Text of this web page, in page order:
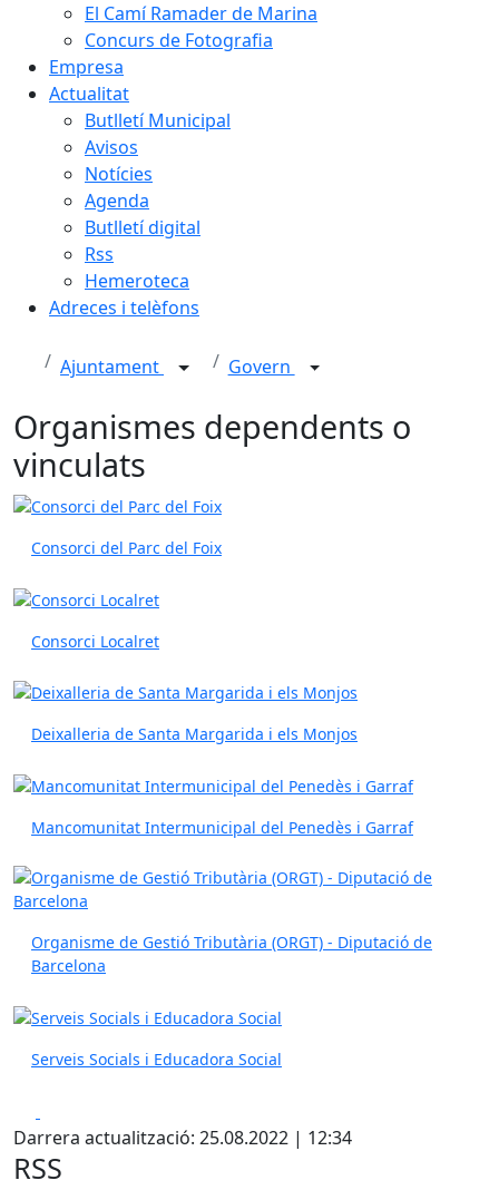
El Camí Ramader de Marina
Concurs de Fotografia
Empresa
Actualitat
Butlletí Municipal
Avisos
Notícies
Agenda
Butlletí digital
Rss
Hemeroteca
Adreces i telèfons
Ajuntament Govern
Organismes dependents o
vinculats
Consorci del Parc del Foix
Consorci Localret
Deixalleria de Santa Margarida i els Monjos
Mancomunitat Intermunicipal del Penedès i Garraf
Organisme de Gestió Tributària (ORGT) - Diputació de
Barcelona
Serveis Socials i Educadora Social
Darrera actualització: 25.08.2022 | 12:34
RSS